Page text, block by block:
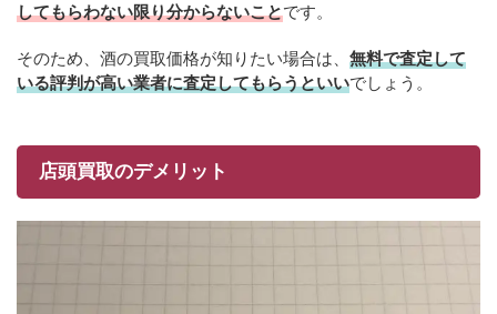
してもらわない限り分からないことです。
そのため、酒の買取価格が知りたい場合は、 無料で査定して
いる評判が高い業者に査定してもらうといいでしょう。
店頭買取のデメリット